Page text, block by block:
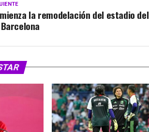
la remodelación del estadio del
Barcelona